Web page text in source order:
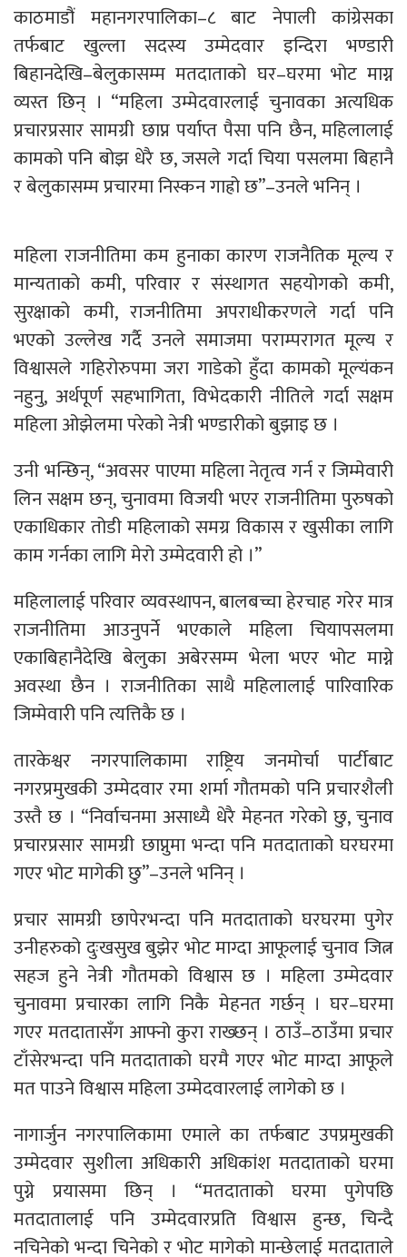
काठमाडौं महानगरपालिका–८ बाट नेपाली कांग्रेसका
तर्फबाट खुल्ला सदस्य उम्मेदवार इन्दिरा भण्डारी
बिहानदेखि–बेलुकासम्म मतदाताको घर–घरमा भोट माग्न
व्यस्त छिन् । “महिला उम्मेदवारलाई चुनावका अत्यधिक
प्रचारप्रसार सामग्री छाप्न पर्याप्त पैसा पनि छैन, महिलालाई
कामको पनि बोझ धेरै छ, जसले गर्दा चिया पसलमा बिहानै
र बेलुकासम्म प्रचारमा निस्कन गाह्रो छ”–उनले भनिन् ।
महिला राजनीतिमा कम हुनाका कारण राजनैतिक मूल्य र
मान्यताको कमी, परिवार र संस्थागत सहयोगको कमी,
सुरक्षाको कमी, राजनीतिमा अपराधीकरणले गर्दा पनि
भएको उल्लेख गर्दै उनले समाजमा पराम्परागत मूल्य र
विश्वासले गहिरोरुपमा जरा गाडेको हुँदा कामको मूल्यंकन
नहुनु, अर्थपूर्ण सहभागिता, विभेदकारी नीतिले गर्दा सक्षम
महिला ओझेलमा परेको नेत्री भण्डारीको बुझाइ छ ।
उनी भन्छिन्, “अवसर पाएमा महिला नेतृत्व गर्न र जिम्मेवारी
लिन सक्षम छन्, चुनावमा विजयी भएर राजनीतिमा पुरुषको
एकाधिकार तोडी महिलाको समग्र विकास र खुसीका लागि
काम गर्नका लागि मेरो उम्मेदवारी हो ।”
महिलालाई परिवार व्यवस्थापन, बालबच्चा हेरचाह गरेर मात्र
राजनीतिमा आउनुपर्ने भएकाले महिला चियापसलमा
एकाबिहानैदेखि बेलुका अबेरसम्म भेला भएर भोट माग्ने
अवस्था छैन । राजनीतिका साथै महिलालाई पारिवारिक
जिम्मेवारी पनि त्यत्तिकै छ ।
तारकेश्वर नगरपालिकामा राष्ट्रिय जनमोर्चा पार्टीबाट
नगरप्रमुखकी उम्मेदवार रमा शर्मा गौतमको पनि प्रचारशैली
उस्तै छ । “निर्वाचनमा असाध्यै धेरै मेहनत गरेको छु, चुनाव
प्रचारप्रसार सामग्री छाप्नुमा भन्दा पनि मतदाताको घरघरमा
गएर भोट मागेकी छु”–उनले भनिन् ।
प्रचार सामग्री छापेरभन्दा पनि मतदाताको घरघरमा पुगेर
उनीहरुको दुःखसुख बुझेर भोट माग्दा आफूलाई चुनाव जित्न
सहज हुने नेत्री गौतमको विश्वास छ । महिला उम्मेदवार
चुनावमा प्रचारका लागि निकै मेहनत गर्छन् । घर–घरमा
गएर मतदातासँग आफ्नो कुरा राख्छन् । ठाउँ–ठाउँमा प्रचार
टाँसेरभन्दा पनि मतदाताको घरमै गएर भोट माग्दा आफूले
मत पाउने विश्वास महिला उम्मेदवारलाई लागेको छ ।
नागार्जुन नगरपालिकामा एमाले का तर्फबाट उपप्रमुखकी
उम्मेदवार सुशीला अधिकारी अधिकांश मतदाताको घरमा
पुग्ने प्रयासमा छिन् । “मतदाताको घरमा पुगेपछि
मतदातालाई पनि उम्मेदवारप्रति विश्वास हुन्छ, चिन्दै
नचिनेको भन्दा चिनेको र भोट मागेको मान्छेलाई मतदाताले